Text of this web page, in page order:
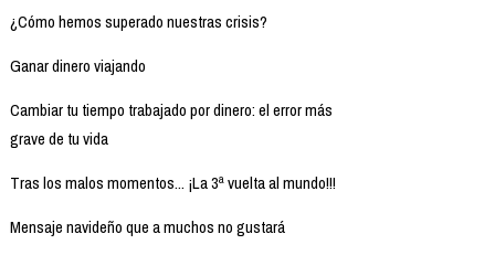
¿Cómo hemos superado nuestras crisis?
Ganar dinero viajando
Cambiar tu tiempo trabajado por dinero: el error más
grave de tu vida
Tras los malos momentos... ¡La 3ª vuelta al mundo!!!
Mensaje navideño que a muchos no gustará